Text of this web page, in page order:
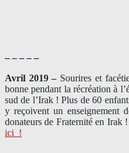
– – – – –
Avril 2019 – Sourires et
bonne pendant la récréation à
sud de l’Irak ! Plus de 60
y reçoivent un enseignement
donateurs de Fraternité en Irak
ici !